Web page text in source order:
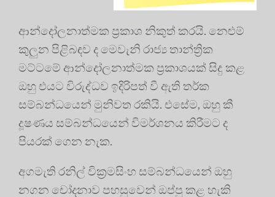
ආන්දෝලනාත්මක ප්‍රකාශ නිකුත් කරයි. නෙළුම්
කුලුන පිළිබඳව ද මෙවැනි රාජ්‍ය තාන්ත්‍රික
මට්ටමේ ආන්දෝලනාත්මක ප්‍රකාශයක් සිදු කළ
ඔහු එයට විරුද්ධව ඉදිරිපත් වී ඇති තර්ක
සම්බන්ධයෙන් මුනිවත රකියි. එසේම, ඔහු කී
දූෂණය සම්බන්ධයෙන් විමර්ශනය කිරීමට ද
පියරක් ගෙන නැක.
අගමැති රනිල් වික්‍රමසිංහ සම්බන්ධයෙන් ඔහු
නගන චෝදනාව පහසුවෙන් ඔප්පු කළ හැකි